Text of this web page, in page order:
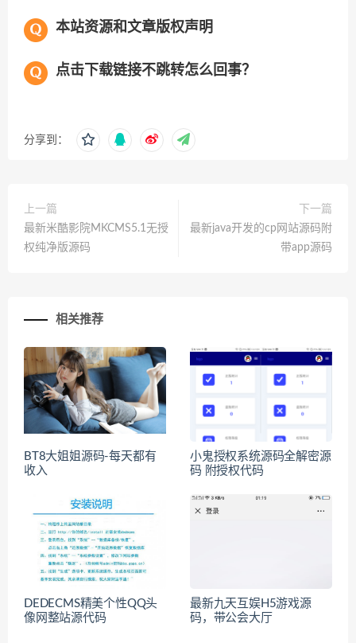
本站资源和文章版权声明
点击下载链接不跳转怎么回事？
分享到：
上一篇
最新米酷影院MKCMS5.1无授
权纯净版源码
下一篇
最新java开发的cp网站源码附
带app源码
相关推荐
BT8大姐姐源码-每天都有
收入
小鬼授权系统源码全解密源
码 附授权代码
DEDECMS精美个性QQ头
像网整站源代码
最新九天互娱H5游戏源
码，带公会大厅